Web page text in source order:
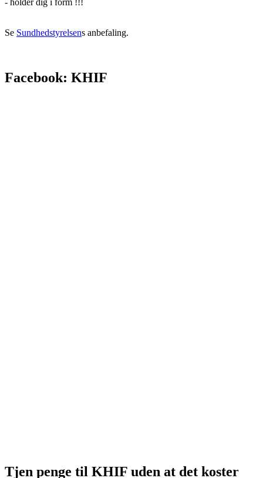
- holder dig i form !!!
Se Sundhedstyrelsens anbefaling.
Facebook: KHIF
Tjen penge til KHIF uden at det koster